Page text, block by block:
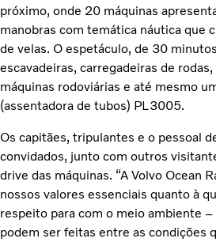
próximo, onde 20 máquinas
manobras com temática náutica que
de velas. O espetáculo, de 30
escavadeiras, carregadeiras de
máquinas rodoviárias e até mesmo
(assentadora de tubos) PL3005.
Os capitães, tripulantes e o pessoal
convidados, junto com outros
drive das máquinas. “A Volvo Ocean
nossos valores essenciais quanto à
respeito para com o meio ambiente
podem ser feitas entre as condições